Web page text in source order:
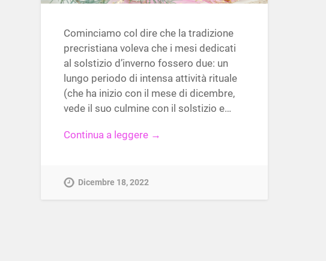
Cominciamo col dire che la tradizione
precristiana voleva che i mesi dedicati
al solstizio d’inverno fossero due: un
lungo periodo di intensa attività rituale
(che ha inizio con il mese di dicembre,
vede il suo culmine con il solstizio e…
Continua a leggere →
Dicembre 18, 2022